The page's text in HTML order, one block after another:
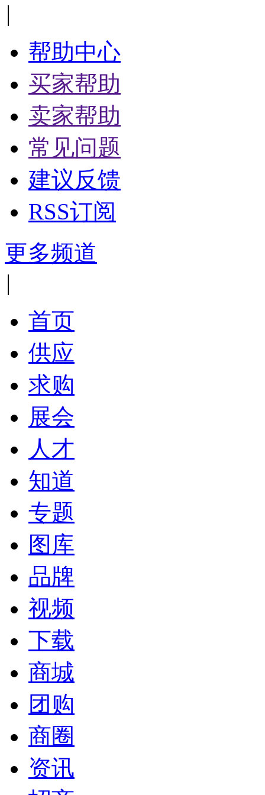
|
帮助中心
买家帮助
卖家帮助
常见问题
建议反馈
RSS订阅
更多频道
|
首页
供应
求购
展会
人才
知道
专题
图库
品牌
视频
下载
商城
团购
商圈
资讯